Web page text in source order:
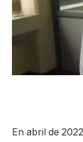
En abril de